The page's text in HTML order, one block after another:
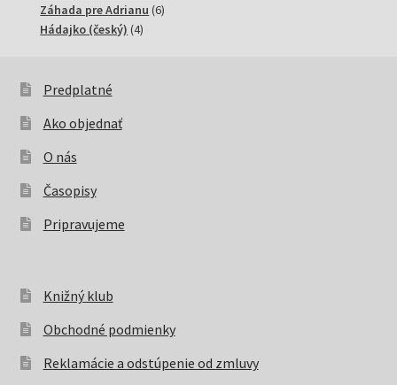
Záhada pre Adrianu 66
Hádajko (český) 44
Predplatné
Ako objednať
O nás
Časopisy
Pripravujeme
Knižný klub
Obchodné podmienky
Reklamácie a odstúpenie od zmluvy